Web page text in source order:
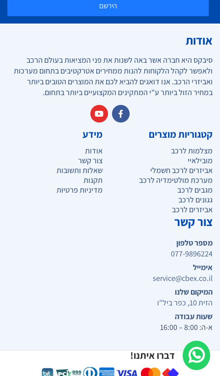
דברו איתנו!
הירשם
אודות
סיבקס היא חברה אשר באה לשנות את פני המציאות בעולם הרכב
ולאפשר לקהל הלקוחות להנות ממחירים אטרקטיבים בתחום מערכות
ואביזרי הרכב. אנו דואגים להביא לכם את המוצרים הטובים ביותר
במחיר הזול ביותר ע”י המתקינים המקצועיים ביותר בתחום.
קטגוריות מוצרים
מצלמות לרכב
מובילאיי
אביזרים לרכב חשמלי
מערכת מולטימדיה לרכב
מגבים לרכב
גגונים לרכב
אביזרים לרכב
מידע
אודות
צור קשר
שאלות ותשובות
תקנות
מדיניות פרטיות
צור קשר
מספר טלפון
077-9896224
אימייל
service@cbex.co.il
המיקום שלנו
הזית 10, כפר ביל"ו
שעות עבודה
א-ה: 8:00 – 16:00